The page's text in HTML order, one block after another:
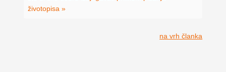
životopisa »
na vrh članka